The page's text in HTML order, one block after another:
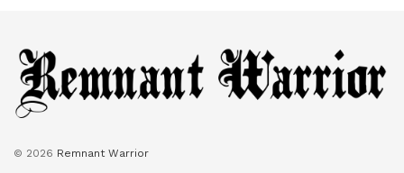
© 2026 Remnant Warrior